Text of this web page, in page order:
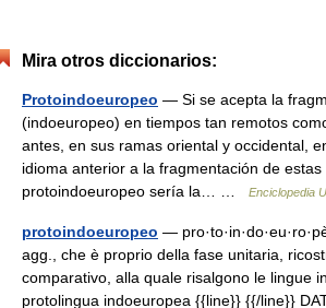
Mira otros diccionarios:
Protoindoeuropeo — Si se acepta la
(indoeuropeo) en tiempos tan remotos
antes, en sus ramas oriental y occidental,
idioma anterior a la fragmentación de estas
protoindoeuropeo sería la… …
Enciclopedia
protoindoeuropeo —
agg., che è proprio della fase unitaria,
comparativo, alla quale risalgono le lingue
protolingua indoeuropea {{line}} {{/line}}